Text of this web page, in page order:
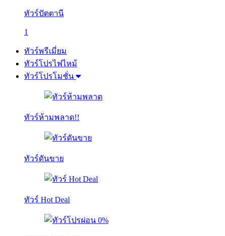
ทัวร์ปัตตานี
1
ทัวร์พรีเมี่ยม
ทัวร์โปรไฟไหม้
ทัวร์โปรโมชั่น
ทัวร์ห้ามพลาด!!
ทัวร์ดันขาย
ทัวร์ Hot Deal